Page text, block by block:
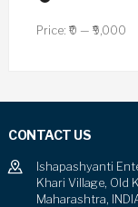
Price: ₹0 — ₹9,000
CONTACT US
Ishapashyanti
Khari Village, Old
Maharashtra,